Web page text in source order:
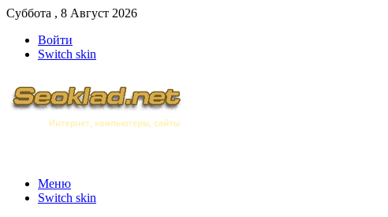
Суббота , 8 Август 2026
Войти
Switch skin
Меню
Switch skin